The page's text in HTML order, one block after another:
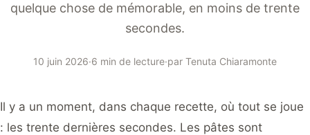
quelque chose de mémorable, en moins de trente
secondes.
10 juin 2026·6 min de lecture·par Tenuta Chiaramonte
Il y a un moment, dans chaque recette, où tout se joue
: les trente dernières secondes. Les pâtes sont